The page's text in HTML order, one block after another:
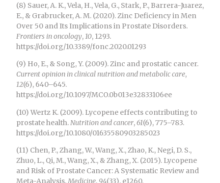
(8) Sauer, A. K., Vela, H., Vela, G., Stark, P., Barrera-Juarez,
E., & Grabrucker, A. M. (2020). Zinc Deficiency in Men
Over 50 and Its Implications in Prostate Disorders.
Frontiers in oncology,10, 1293.
https://doi.org/10.3389/fonc.2020.01293
(9) Ho, E., & Song, Y. (2009). Zinc and prostatic cancer.
Current opinion in clinical nutrition and metabolic care,
12(6), 640–645.
https://doi.org/10.1097/MCO.0b013e32833106ee
(10) Wertz K. (2009). Lycopene effects contributing to
prostate health. Nutrition and cancer,61(6), 775–783.
https://doi.org/10.1080/01635580903285023
(11) Chen, P., Zhang, W., Wang, X., Zhao, K., Negi, D. S.,
Zhuo, L., Qi, M., Wang, X., & Zhang, X. (2015). Lycopene
and Risk of Prostate Cancer: A Systematic Review and
Meta-Analysis.Medicine, 94(33), e1260.